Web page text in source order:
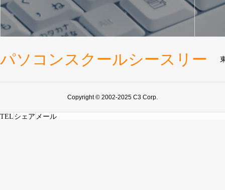
パソコンスクールシースリー
Copyright © 2002-2025 C3 Corp.
TEL シェア メール